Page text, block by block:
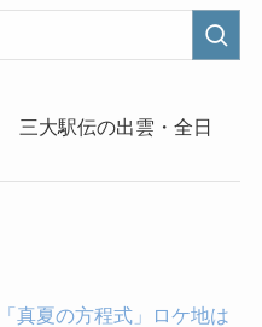
三大駅伝の出雲・全日
真夏の方程式」ロケ地は